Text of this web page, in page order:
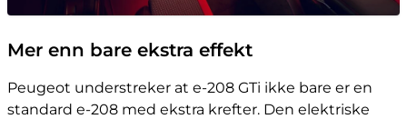
Mer enn bare ekstra effekt
Peugeot understreker at e-208 GTi ikke bare er en
standard e-208 med ekstra krefter. Den elektriske